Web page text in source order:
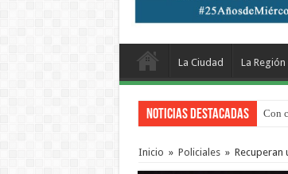
La Ciudad La Región
Noticias Destacadas Con
Inicio » Policiales » Recuperan